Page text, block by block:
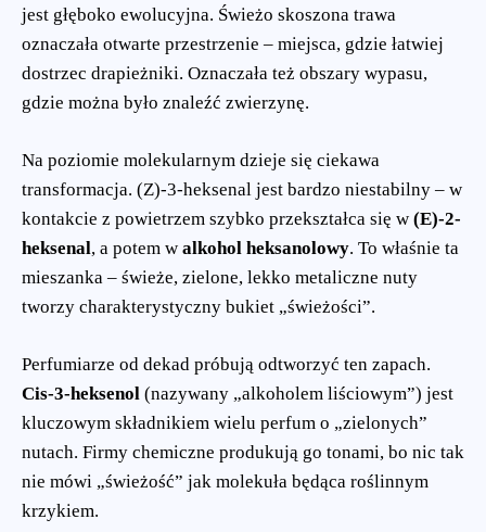
jest głęboko ewolucyjna. Świeżo skoszona trawa
oznaczała otwarte przestrzenie – miejsca, gdzie łatwiej
dostrzec drapieżniki. Oznaczała też obszary wypasu,
gdzie można było znaleźć zwierzynę.
Na poziomie molekularnym dzieje się ciekawa
transformacja. (Z)-3-heksenal jest bardzo niestabilny – w
kontakcie z powietrzem szybko przekształca się w (E)-2-
heksenal, a potem w alkohol heksanolowy. To właśnie ta
mieszanka – świeże, zielone, lekko metaliczne nuty
tworzy charakterystyczny bukiet „świeżości”.
Perfumiarze od dekad próbują odtworzyć ten zapach.
Cis-3-heksenol (nazywany „alkoholem liściowym”) jest
kluczowym składnikiem wielu perfum o „zielonych”
nutach. Firmy chemiczne produkują go tonami, bo nic tak
nie mówi „świeżość” jak molekuła będąca roślinnym
krzykiem.